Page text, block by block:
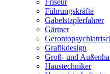
Führungskräfte
Gabelstaplerfahrer
Gärtner
Grafikdesign
Groß- und
Haustechniker